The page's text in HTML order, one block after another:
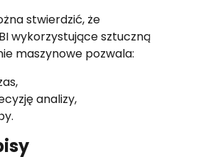
stwierdzić, że
wykorzystujące sztuczną
maszynowe pozwala:
analizy,